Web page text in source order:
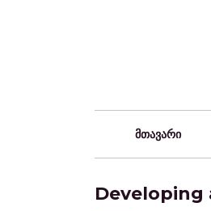
მთავარი